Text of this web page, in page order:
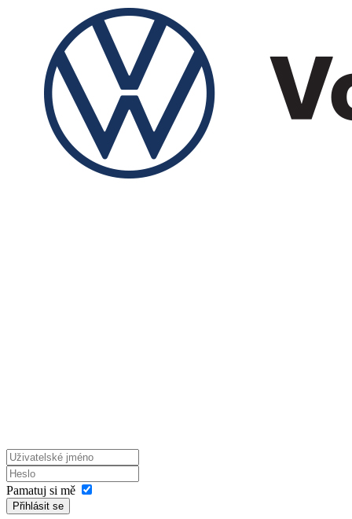
Pamatuj si mě
Přihlásit se